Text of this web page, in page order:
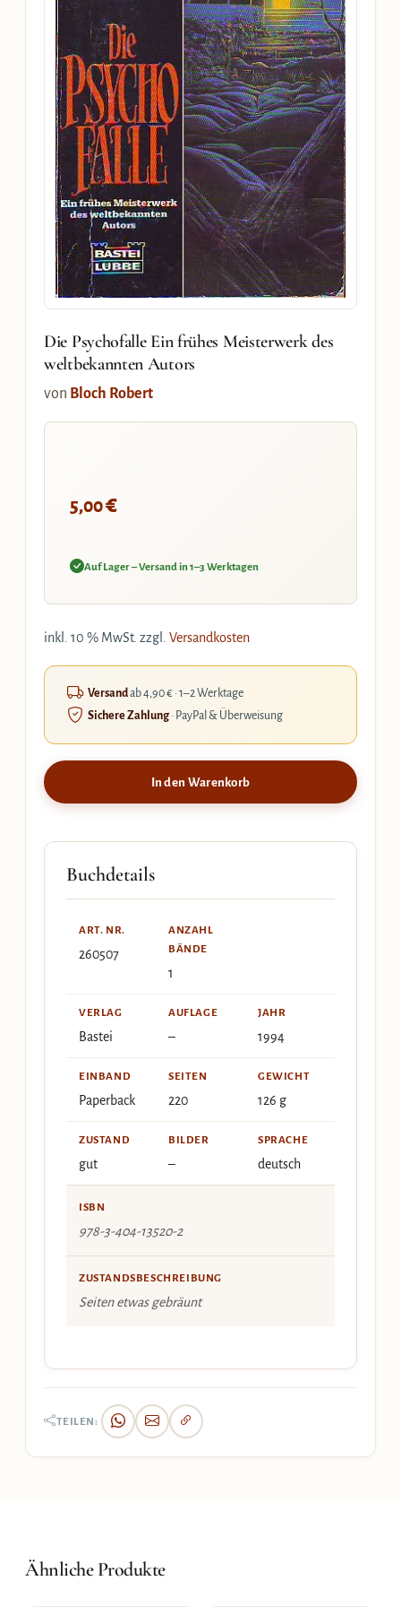
Die Psychofalle Ein frühes Meisterwerk des
weltbekannten Autors
von Bloch Robert
5,00€
Auf Lager – Versand in 1–3 Werktagen
inkl. 10 % MwSt. zzgl. Versandkosten
Versandab 4,90 € · 1–2 Werktage
Sichere Zahlung· PayPal & Überweisung
In den Warenkorb
Buchdetails
ART. NR.
260507
ANZAHL
BÄNDE
1
VERLAG
Bastei
AUFLAGE
–
JAHR
1994
EINBAND
Paperback
SEITEN
220
GEWICHT
126 g
ZUSTAND
gut
BILDER
–
SPRACHE
deutsch
ISBN
978-3-404-13520-2
ZUSTANDSBESCHREIBUNG
Seiten etwas gebräunt
TEILEN:
Ähnliche Produkte